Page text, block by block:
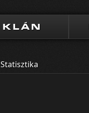
KLÁN
Statisztika